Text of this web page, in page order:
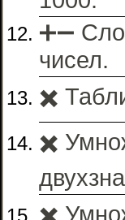
➕➖
чисел.
✖️
✖️
✖️